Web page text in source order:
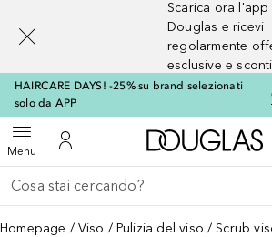
Scarica ora l'app
Douglas e ricevi
regolarmente
esclusive e sconti
HAIRCARE DAYS! -25% su brand selezionati
solo da APP
MenuApri menuAl Mio Account
Torna indietro
Esegui ricerca
Homepage Viso Pulizia del viso Scrub
[navigation.slideout.screenreader]